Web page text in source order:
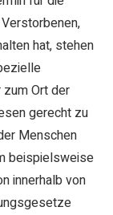
hat, stehen
Ort der
gerecht zu
Menschen
beispielsweise
innerhalb von